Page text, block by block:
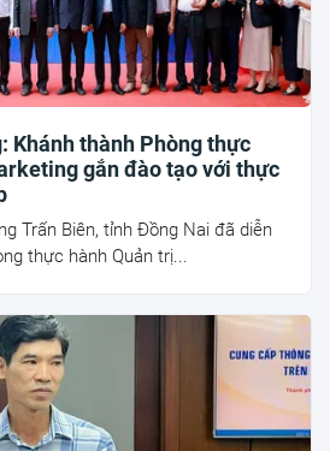
gắn đào tạo với thực
Trấn Biên, tỉnh Đồng Nai đã diễn
thực hành Quản trị...